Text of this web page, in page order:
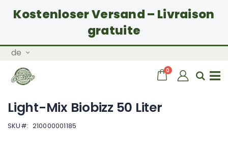
Kostenloser Versand – Livraison
gratuite
Zum
springen
Sprache
de
Wagen
0 Artikel
Light-Mix Biobizz 50 Liter
SKU 210000001185